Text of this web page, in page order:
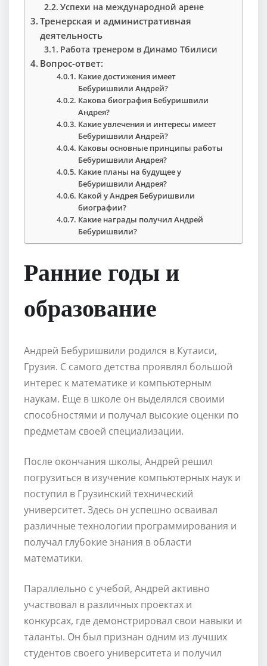
Успехи на международной арене
Тренерская и административная
деятельность
Работа тренером в Динамо Тбилиси
Вопрос-ответ:
Какие достижения имеет
Бебуришвили Андрей?
Какова биография Бебуришвили
Андрея?
Какие увлечения и интересы имеет
Бебуришвили Андрей?
Каковы основные принципы работы
Бебуришвили Андрея?
Какие планы на будущее у
Бебуришвили Андрея?
Какой у Андрея Бебуришвили
биографии?
Какие награды получил Андрей
Бебуришвили?
Ранние годы и
образование
Андрей Бебуришвили родился в Кутаиси,
Грузия. С самого детства проявлял большой
интерес к математике и компьютерным
наукам. Еще в школе он выделялся своими
способностями и получал высокие оценки по
предметам своей специализации.
После окончания школы, Андрей решил
погрузиться в изучение компьютерных наук и
поступил в Грузинский технический
университет. Здесь он успешно осваивал
различные технологии программирования и
получал глубокие знания в области
математики.
Параллельно с учебой, Андрей активно
участвовал в различных проектах и
конкурсах, где демонстрировал свои навыки и
таланты. Он был признан одним из лучших
студентов своего университета и получил